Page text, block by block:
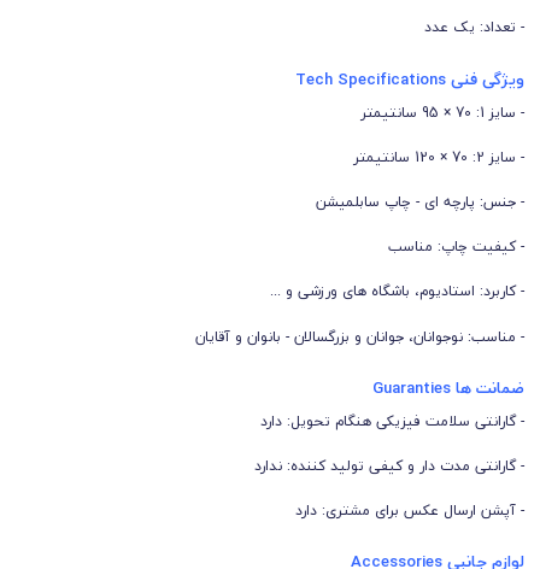
- تعداد: یک عدد
ویژگی فنی Tech Specifications
- سایز 1: 70 × 95 سانتیمتر
- سایز 2: 70 × 120 سانتیمتر
- جنس: پارچه ای - چاپ سابلمیشن
- کیفیت چاپ: مناسب
- کاربرد: استادیوم، باشگاه های ورزشی و ...
- مناسب: نوجوانان، جوانان و بزرگسالان - بانوان و آقایان
ضمانت ها Guaranties
- گارانتی سلامت فیزیکی هنگام تحویل: دارد
- گارانتی مدت دار و کیفی تولید کننده: ندارد
- آپشن ارسال عکس برای مشتری: دارد
لوازم جانبی Accessories